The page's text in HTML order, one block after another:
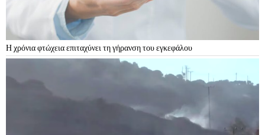
Η χρόνια φτώχεια επιταχύνει τη γήρανση του εγκεφάλου